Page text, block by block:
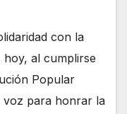
con la
hoy, al cumplirse
Popular
voz para honrar la